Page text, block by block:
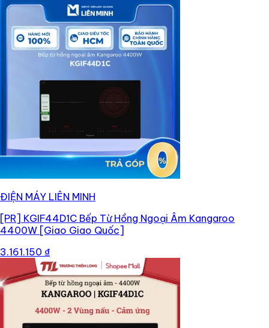
ĐIỆN MÁY LIÊN MINH
[PR] KGIF44D1C Bếp Từ Hồng Ngoại Âm Kangaroo
4400W [Giao Giao Quốc]
3.161.150 ₫